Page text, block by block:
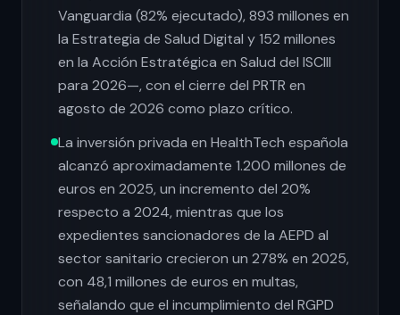
Vanguardia (82% ejecutado), 893 millones en
la Estrategia de Salud Digital y 152 millones
en la Acción Estratégica en Salud del ISCIII
para 2026—, con el cierre del PRTR en
agosto de 2026 como plazo crítico.
La inversión privada en HealthTech española
alcanzó aproximadamente 1.200 millones de
euros en 2025, un incremento del 20%
respecto a 2024, mientras que los
expedientes sancionadores de la AEPD al
sector sanitario crecieron un 278% en 2025,
con 48,1 millones de euros en multas,
señalando que el incumplimiento del RGPD